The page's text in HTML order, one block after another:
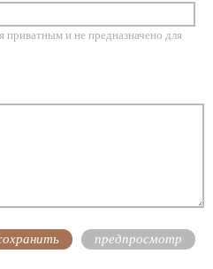
приватным и не предназначено для